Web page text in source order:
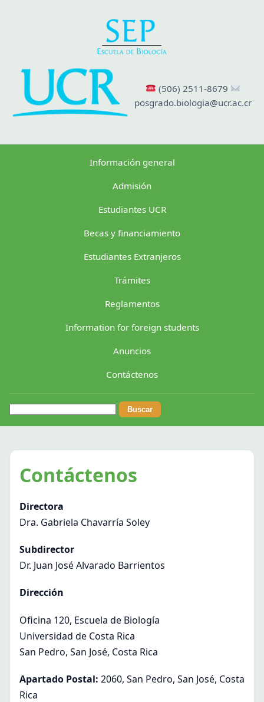
(506) 2511-8679
posgrado.biologia@ucr.ac.cr
Información general
Admisión
Estudiantes UCR
Becas y financiamiento
Estudiantes Extranjeros
Trámites
Reglamentos
Information for foreign students
Anuncios
Contáctenos
Buscar:
Contáctenos
Directora
Dra. Gabriela Chavarría Soley
Subdirector
Dr. Juan José Alvarado Barrientos
Dirección
Oficina 120, Escuela de Biología
Universidad de Costa Rica
San Pedro, San José, Costa Rica
Apartado Postal: 2060, San Pedro, San José, Costa
Rica